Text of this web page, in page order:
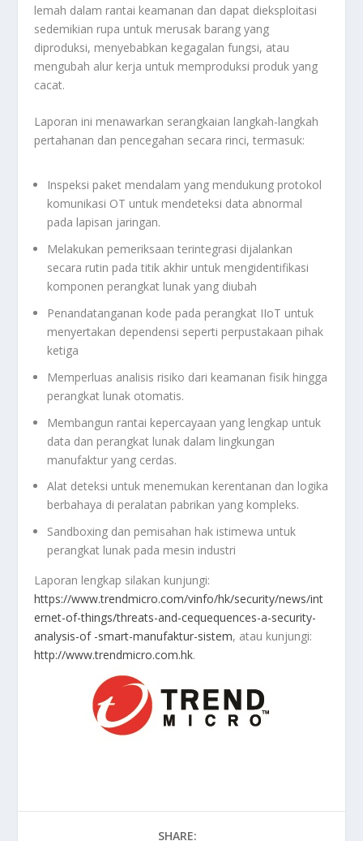
lemah dalam rantai keamanan dan dapat dieksploitasi
sedemikian rupa untuk merusak barang yang
diproduksi, menyebabkan kegagalan fungsi, atau
mengubah alur kerja untuk memproduksi produk yang
cacat.
Laporan ini menawarkan serangkaian langkah-langkah
pertahanan dan pencegahan secara rinci, termasuk:
Inspeksi paket mendalam yang mendukung protokol
komunikasi OT untuk mendeteksi data abnormal
pada lapisan jaringan.
Melakukan pemeriksaan terintegrasi dijalankan
secara rutin pada titik akhir untuk mengidentifikasi
komponen perangkat lunak yang diubah
Penandatanganan kode pada perangkat IIoT untuk
menyertakan dependensi seperti perpustakaan pihak
ketiga
Memperluas analisis risiko dari keamanan fisik hingga
perangkat lunak otomatis.
Membangun rantai kepercayaan yang lengkap untuk
data dan perangkat lunak dalam lingkungan
manufaktur yang cerdas.
Alat deteksi untuk menemukan kerentanan dan logika
berbahaya di peralatan pabrikan yang kompleks.
Sandboxing dan pemisahan hak istimewa untuk
perangkat lunak pada mesin industri
Laporan lengkap silakan kunjungi:
https://www.trendmicro.com/vinfo/hk/security/news/int
ernet-of-things/threats-and-cequequences-a-security-
analysis-of -smart-manufaktur-sistem, atau kunjungi:
http://www.trendmicro.com.hk.
SHARE: